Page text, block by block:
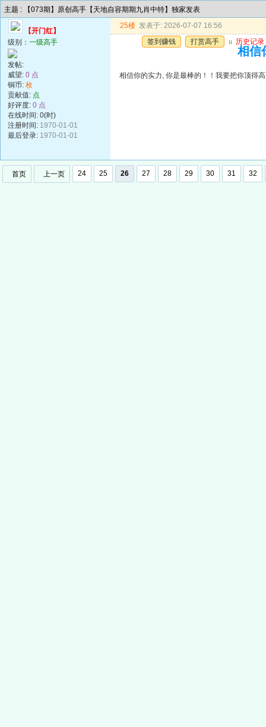
主题 : 【073期】原创高手【天地自容期期九肖中特】独家发表
【开门红】
级别： 一级高手
发帖:
威望: 0 点
铜币: 枚
贡献值: 点
好评度: 0 点
在线时间: 0(时)
注册时间: 1970-01-01
最后登录: 1970-01-01
25楼 发表于: 2026-07-07 16:56
签到赚钱
打赏高手 u 历史记录
相信
相信你的实力, 你是最棒的！！我要把你顶得
首页 上一页 24 25 26 27 28 29 30 31 32